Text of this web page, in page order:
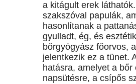
a kitágult erek
szakszóval papulák,
hasonlítanak a
gyulladt, ég, és
bőrgyógyász főorvos,
jelentkezik ez a tünet.
hatásra, amelyet a
napsütésre, a csípős